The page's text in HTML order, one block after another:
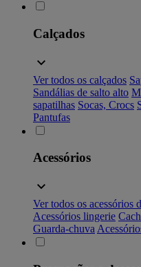
Calçados
Ver todos os calçados
Sandálias de salto alto
sapatilhas Socas, Crocs
Pantufas
Acessórios
Ver todos os acessórios
Acessórios lingerie
Guarda-chuva